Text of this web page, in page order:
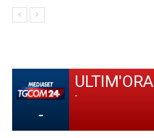
-
ULTIM'ORA
-